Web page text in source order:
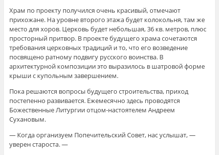
Храм по проекту получился очень красивый, отмечают
прихожане. На уровне второго этажа будет колокольня, там же
место для хоров. Церковь будет небольшая, 36 кв. метров, плюс
просторный притвор. В проекте будущего храма сочетаются
требования церковных традиций и то, что его возведение
посвящено ратному подвигу русского воинства. В
архитектурной композиции это выразилось в шатровой форме
крыши с купольным завершением.
Пока решаются вопросы будущего строительства, приход
постепенно развивается. Ежемесячно здесь проводятся
Божественные Литургии отцом-настоятелем Андреем
Сухановым.
— Когда организуем Попечительский Совет, нас услышат, —
уверен староста. —